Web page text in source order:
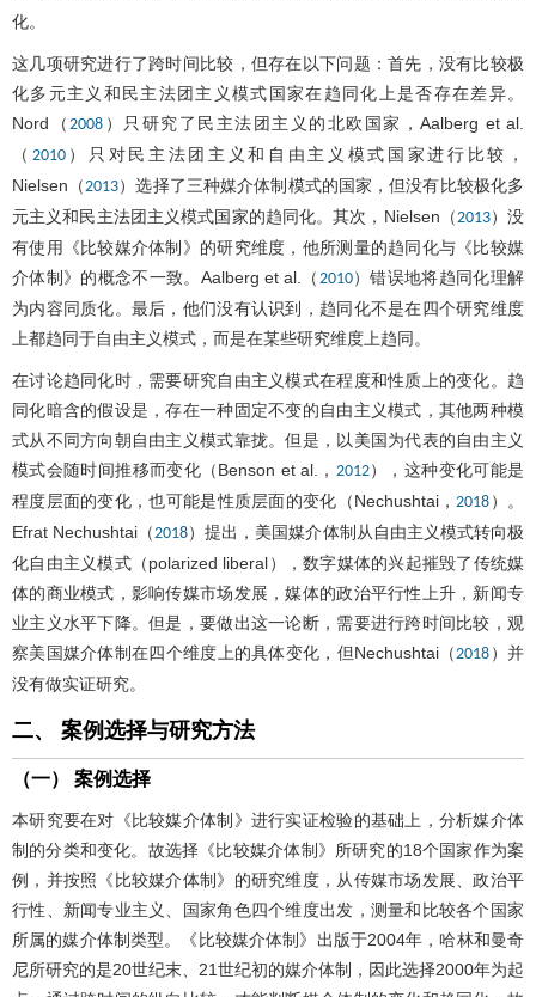
化。
这几项研究进行了跨时间比较，但存在以下问题：首先，没有比较极
化多元主义和民主法团主义模式国家在趋同化上是否存在差异。
Nord（ 2008 ）只研究了民主法团主义的北欧国家，Aalberg et al.
（ 2010）只对民主法团主义和自由主义模式国家进行比较，
Nielsen（2013）选择了三种媒介体制模式的国家，但没有比较极化多
元主义和民主法团主义模式国家的趋同化。其次，Nielsen（2013）没
有使用《比较媒介体制》的研究维度，他所测量的趋同化与《比较媒
介体制》的概念不一致。Aalberg et al.（ 2010）错误地将趋同化理解
为内容同质化。最后，他们没有认识到，趋同化不是在四个研究维度
上都趋同于自由主义模式，而是在某些研究维度上趋同。
在讨论趋同化时，需要研究自由主义模式在程度和性质上的变化。趋
同化暗含的假设是，存在一种固定不变的自由主义模式，其他两种模
式从不同方向朝自由主义模式靠拢。但是，以美国为代表的自由主义
模式会随时间推移而变化（Benson et al.， 2012），这种变化可能是
程度层面的变化，也可能是性质层面的变化（Nechushtai， 2018 ）。
Efrat Nechushtai（2018）提出，美国媒介体制从自由主义模式转向极
化自由主义模式（polarized liberal），数字媒体的兴起摧毁了传统媒
体的商业模式，影响传媒市场发展，媒体的政治平行性上升，新闻专
业主义水平下降。但是，要做出这一论断，需要进行跨时间比较，观
察美国媒介体制在四个维度上的具体变化，但Nechushtai（2018 ）并
没有做实证研究。
二、 案例选择与研究方法
（一） 案例选择
本研究要在对《比较媒介体制》进行实证检验的基础上，分析媒介体
制的分类和变化。故选择《比较媒介体制》所研究的18个国家作为案
例，并按照《比较媒介体制》的研究维度，从传媒市场发展、政治平
行性、新闻专业主义、国家角色四个维度出发，测量和比较各个国家
所属的媒介体制类型。《比较媒介体制》出版于2004年，哈林和曼奇
尼所研究的是20世纪末、21世纪初的媒介体制，因此选择2000年为起